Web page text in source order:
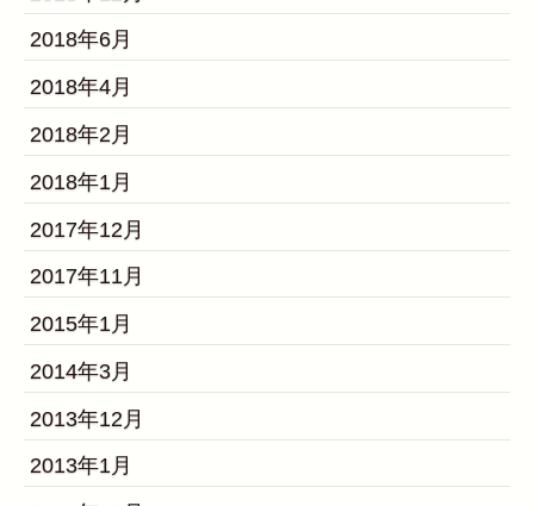
2018年6月
2018年4月
2018年2月
2018年1月
2017年12月
2017年11月
2015年1月
2014年3月
2013年12月
2013年1月